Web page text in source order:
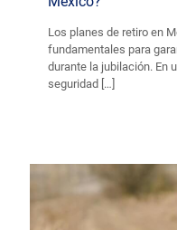
Los planes de retiro en
fundamentales para
durante la jubilación. En
seguridad […]